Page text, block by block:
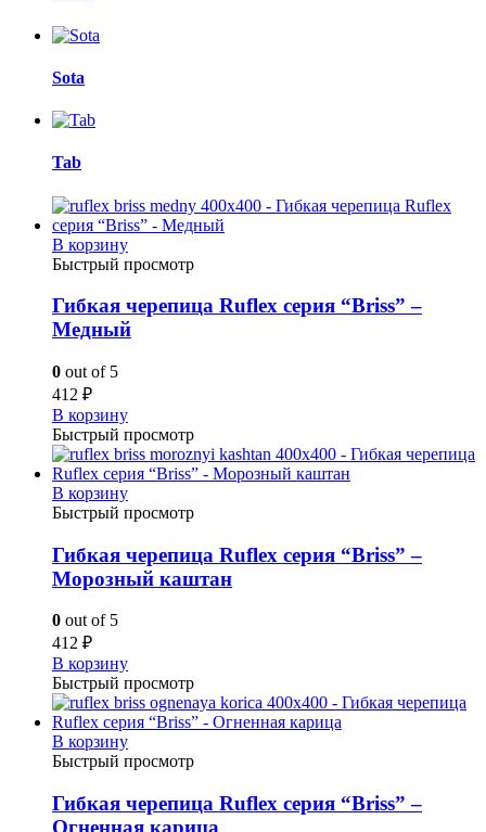
Sota
Tab
В корзину
Быстрый просмотр
Гибкая черепица Ruflex серия “Briss” –
Медный
0 out of 5
412 ₽
В корзину
Быстрый просмотр
В корзину
Быстрый просмотр
Гибкая черепица Ruflex серия “Briss” –
Морозный каштан
0 out of 5
412 ₽
В корзину
Быстрый просмотр
В корзину
Быстрый просмотр
Гибкая черепица Ruflex серия “Briss” –
Огненная карица